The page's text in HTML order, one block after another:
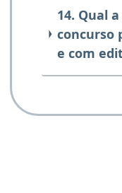
14. Qual
concurso
e com